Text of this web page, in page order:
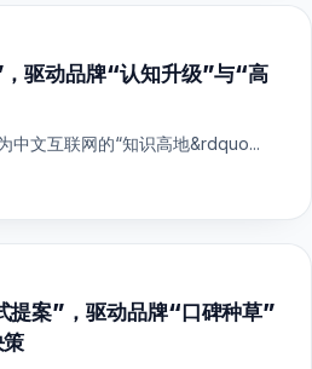
驱动品牌“认知升级”与“高
中文互联网的“知识高地&rdquo...
提案”，驱动品牌“口碑种草”